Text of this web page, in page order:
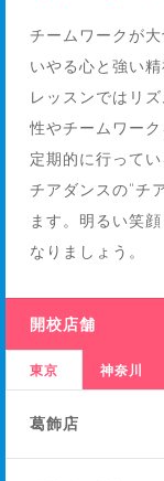
チームワークが
いやる心と強い
レッスンではリ
性やチームワー
定期的に行って
チアダンスの“チ
ます。明るい笑
なりましょう。
開校店舗
東京 神奈川
葛飾店